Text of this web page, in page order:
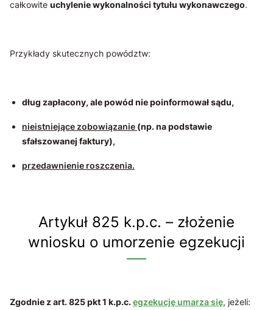
całkowite uchylenie wykonalności tytułu wykonawczego.
Przykłady skutecznych powództw:
dług zapłacony, ale powód nie poinformował sądu,
nieistniejące zobowiązanie (np. na podstawie
sfałszowanej faktury),
przedawnienie roszczenia.
Artykuł 825 k.p.c. – złożenie
wniosku o umorzenie egzekucji
Zgodnie z art. 825 pkt 1 k.p.c.egzekucję umarza się, jeżeli: